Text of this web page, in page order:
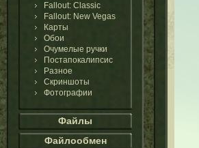
Fallout: Classic
Fallout: New Vegas
Карты
Обои
Очумелые ручки
Постапокалипсис
Разное
Скриншоты
Фотографии
Файлы
Файлообмен